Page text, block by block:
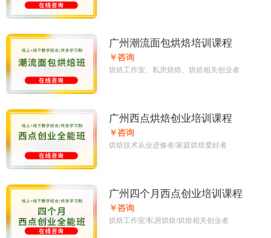
广州潮流面包烘焙培训课程
￥咨询
烘焙工作室、私房烘焙、烘焙相关创业者
广州西点烘焙创业培训课程
￥咨询
烘焙技术从业进修者/家庭烘焙爱好者
广州四个月西点创业培训课程
￥咨询
烘焙工作室/私房烘焙/烘焙相关创业者